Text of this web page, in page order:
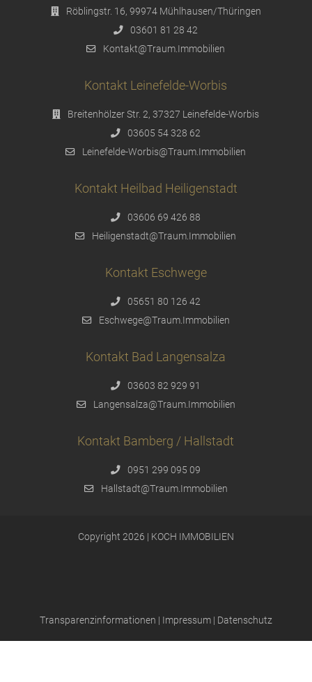
Röblingstr. 16, 99974 Mühlhausen/Thüringen
03601 81 28 42
Kontakt@Traum.Immobilien
Kontakt Leinefelde-Worbis
Breitenhölzer Str. 2, 37327 Leinefelde-Worbis
03605 54 328 62
Leinefelde-Worbis@Traum.Immobilien
Kontakt Heilbad Heiligenstadt
03606 69 426 88
Heiligenstadt@Traum.Immobilien
Kontakt Eschwege
05651 80 126 42
Eschwege@Traum.Immobilien
Kontakt Bad Langensalza
03603 82 929 91
Langensalza@Traum.Immobilien
Kontakt Bamberg / Hallstadt
0951 299 095 09
Hallstadt@Traum.Immobilien
Copyright 2026 | KOCH IMMOBILIEN
Transparenzinformationen | Impressum | Datenschutz